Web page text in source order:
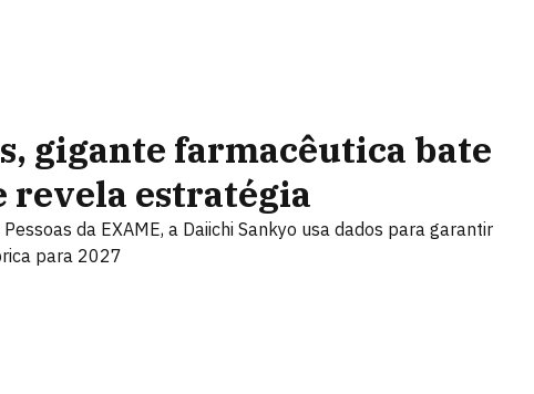
gigante farmacêutica bate
revela estratégia
da EXAME, a Daiichi Sankyo usa dados para garantir
para 2027